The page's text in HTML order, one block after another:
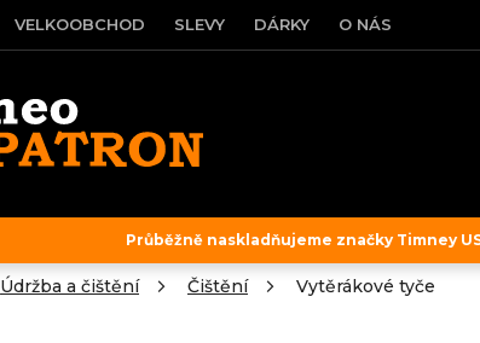
Průběžně naskladňujeme značky Timney
VELKOOBCHOD SLEVY DÁRKY O NÁS
Údržba a čištění Čištění Vytěrákové tyče